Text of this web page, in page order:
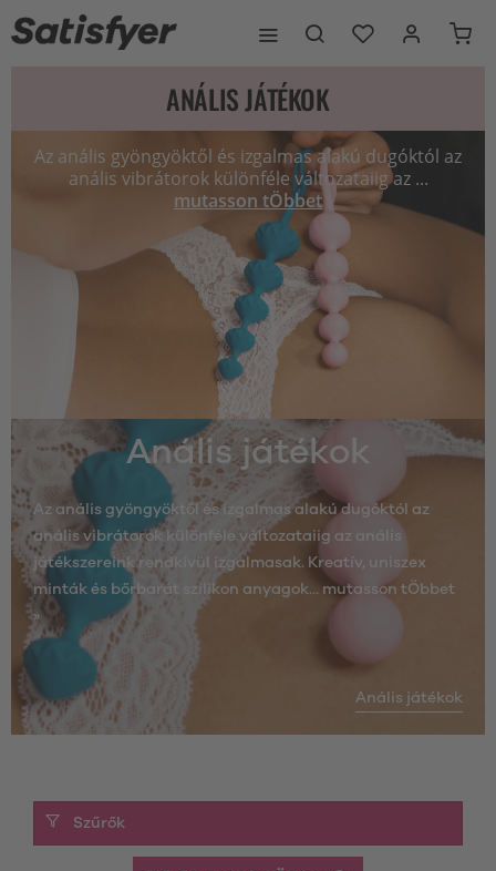
ANÁLIS JÁTÉKOK
Az anális gyöngyöktől és izgalmas alakú dugóktól az
anális vibrátorok különféle változataiig az ...
mutasson tÖbbet
Anális játékok
Az anális gyöngyöktől és izgalmas alakú dugóktól az
anális vibrátorok különféle változataiig az anális
játékszereink rendkívül izgalmasak. Kreatív, uniszex
minták és bőrbarát szilikon anyagok... mutasson tÖbbet
»
Anális játékok
Szűrők